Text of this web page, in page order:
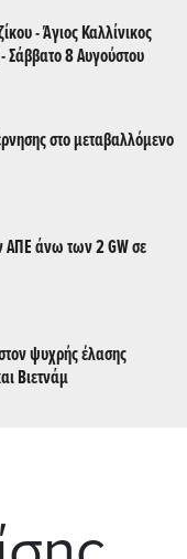
- Άγιος Καλλίνικος
Σάββατο 8 Αυγούστου
στο μεταβαλλόμενο
άνω των 2 GW σε
ψυχρής έλασης
Βιετνάμ